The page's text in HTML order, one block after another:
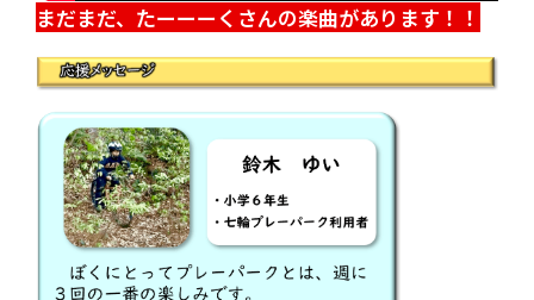
まだまだ、たーーーくさんの楽曲があります！！